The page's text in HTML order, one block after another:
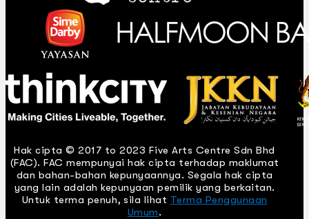
Hak cipta © 2017 to 2023 Five Arts Centre Sdn Bhd
(FAC). FAC mempunyai hak cipta terhadap maklumat
dan bahan-bahan kepunyaannya. Segala hak cipta
yang lain adalah kepunyaan pemilik yang berkaitan.
Untuk terma penuh, sila lihat Terma Penggunaan
Umum.